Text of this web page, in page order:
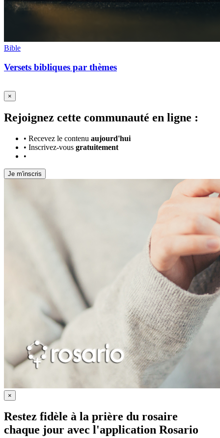
Bible
Versets bibliques par thèmes
×
Rejoignez cette communauté en ligne :
• Recevez le contenu aujourd'hui
• Inscrivez-vous gratuitement
•
Je m'inscris
×
Restez fidèle à la prière du rosaire
chaque jour avec l'application Rosario